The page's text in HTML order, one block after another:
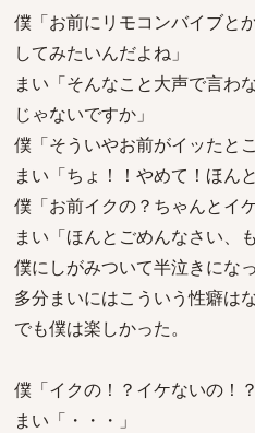
僕「お前にリモコンバイブと
してみたいんだよね」
まい「そんなこと大声で言わ
じゃないですか」
僕「そういやお前がイッたと
まい「ちょ！！やめて！ほん
僕「お前イクの？ちゃんとイ
まい「ほんとごめんなさい、
僕にしがみついて半泣きになっ
多分まいにはこういう性癖は
でも僕は楽しかった。
僕「イクの！？イケないの！？
まい「・・・」